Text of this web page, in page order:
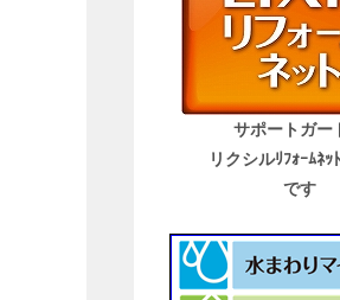
サポートガー
リクシルﾘﾌｫｰﾑﾈｯ
です